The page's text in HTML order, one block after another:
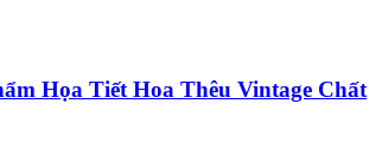
Họa Tiết Hoa Thêu Vintage Chất